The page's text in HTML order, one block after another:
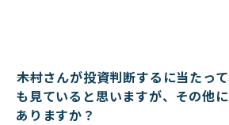
――木村さんが投資判断するに当たっ
も見ていると思いますが、その他
ありますか？